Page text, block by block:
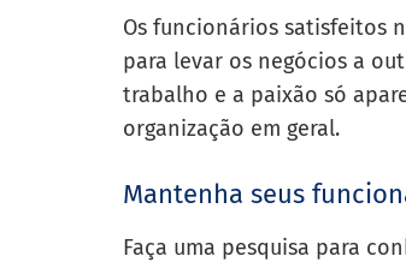
Os funcionários satisfeitos
para levar os negócios a
trabalho e a paixão só
organização em geral.
Mantenha seus
Faça uma pesquisa para